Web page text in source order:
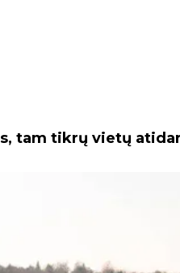
tam tikrų vietų